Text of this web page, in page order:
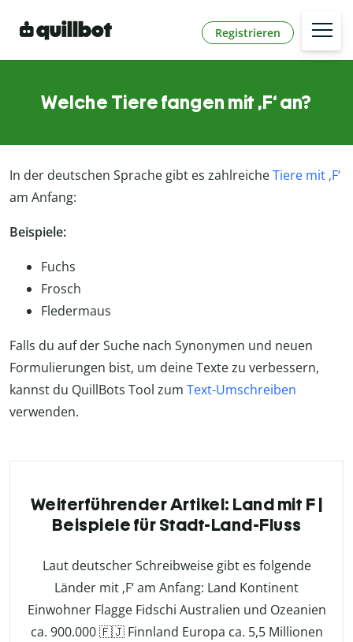
Registrieren
Welche Tiere fangen mit ‚F‘ an?
In der deutschen Sprache gibt es zahlreicheTiere mit ‚F‘
am Anfang:
Beispiele:
Fuchs
Frosch
Fledermaus
Falls du auf der Suche nach Synonymen und neuen
Formulierungen bist, um deine Texte zu verbessern,
kannst du QuillBots Tool zum Text-Umschreiben
verwenden.
Weiterführender Artikel: Land mit F |
Beispiele für Stadt-Land-Fluss
Laut deutscher Schreibweise gibt es folgende
Länder mit ‚F‘ am Anfang: Land Kontinent
Einwohner Flagge Fidschi Australien und Ozeanien
ca. 900.000 🇫🇯 Finnland Europa ca. 5,5 Millionen